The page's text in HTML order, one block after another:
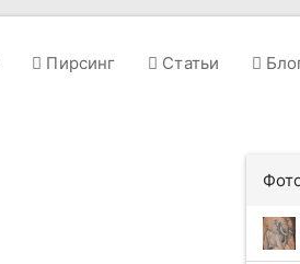
Пирсинг Статьи